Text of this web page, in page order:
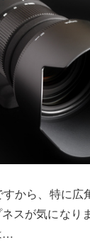
から、特に広
スが気になりま
…